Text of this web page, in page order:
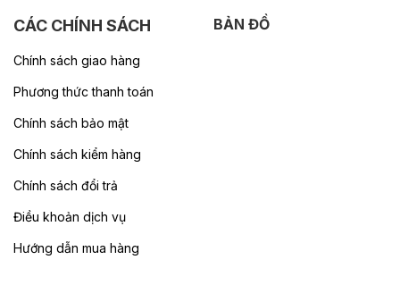
CÁC CHÍNH SÁCH
Chính sách giao hàng
Phương thức thanh toán
Chính sách bảo mật
Chính sách kiểm hàng
Chính sách đổi trả
Điều khoản dịch vụ
Hướng dẫn mua hàng
BẢN ĐỒ